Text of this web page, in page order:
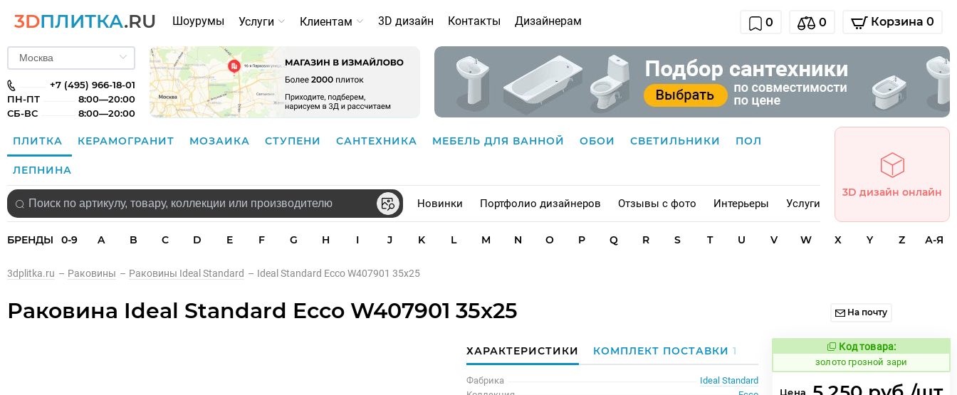
3DПЛИТКА.RU Шоурумы Услуги Клиентам 3D дизайн Контакты Дизайнерам 0 0 Корзина 0
+7 (495) 966-18-01
ПН-ПТ
8:00—20:00
СБ-ВС
8:00—20:00
ПЛИТКА КЕРАМОГРАНИТ МОЗАИКА СТУПЕНИ САНТЕХНИКА МЕБЕЛЬ ДЛЯ ВАННОЙ ОБОИ СВЕТИЛЬНИКИ ПОЛ
ЛЕПНИНА
Новинки Портфолио дизайнеров Отзывы с фото Интерьеры Услуги
3D дизайн онлайн
БРЕНДЫ 0-9 A B C D E F G H I J K L M N O P Q R S T U V W X Y Z А-Я
3dplitka.ru – Раковины – Раковины Ideal Standard – Ideal Standard Ecco W407901 35x25
Раковина Ideal Standard Ecco W407901 35x25 На почту
ХАРАКТЕРИСТИКИ КОМПЛЕКТ ПОСТАВКИ1
Фабрика
Ideal Standard
Код товара:
518403 Код товара:
золото грозной зари
Цена